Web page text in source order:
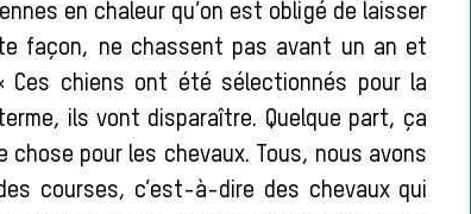
en chaleur qu’on est obligé de laisser
façon, ne chassent pas avant un an et
Ces chiens ont été sélectionnés pour la
ils vont disparaître. Quelque part, ça
pour les chevaux. Tous, nous avons
courses, c’est-à-dire des chevaux qui